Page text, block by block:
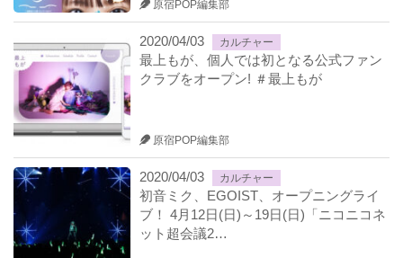
原宿POP編集部
2020/04/03 カルチャー
最上もが、個人では初となる公式ファン
クラブをオープン! ＃最上もが
原宿POP編集部
2020/04/03 カルチャー
初音ミク、EGOIST、オープニングライ
ブ！ 4月12日(日)～19日(日)「ニコニコネ
ット超会議2…